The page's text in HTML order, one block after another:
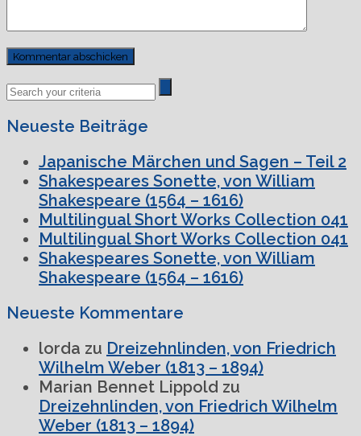
Previous
Post
Next
Post
Neueste Beiträge
Japanische Märchen und Sagen – Teil 2
Shakespeares Sonette, von William
Shakespeare (1564 – 1616)
Multilingual Short Works Collection 041
Multilingual Short Works Collection 041
Shakespeares Sonette, von William
Shakespeare (1564 – 1616)
Neueste Kommentare
lorda zu Dreizehnlinden, von Friedrich
Wilhelm Weber (1813 – 1894)
Marian Bennet Lippold zu
Dreizehnlinden, von Friedrich Wilhelm
Weber (1813 – 1894)